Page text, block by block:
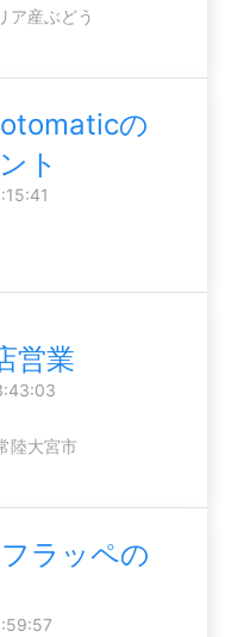
ア産ぶどう
の
ト
営業
陸大宮市
ラッペの